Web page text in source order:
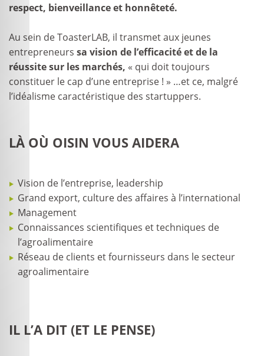
respect, bienveillance et honnêteté.
Au sein de ToasterLAB, il transmet aux jeunes
entrepreneurs sa vision de l’efficacité et de la
réussite sur les marchés, « qui doit toujours
constituer le cap d’une entreprise ! » …et ce, malgré
l’idéalisme caractéristique des startuppers.
LÀ OÙ OISIN VOUS AIDERA
Vision de l’entreprise, leadership
Grand export, culture des affaires à l’international
Management
Connaissances scientifiques et techniques de
l’agroalimentaire
Réseau de clients et fournisseurs dans le secteur
agroalimentaire
IL L’A DIT (ET LE PENSE)